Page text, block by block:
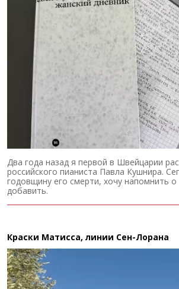
Два года назад я первой в Швейцарии
российского пианиста Павла Кушнира.
годовщину его смерти, хочу напомнить
добавить.
Краски Матисса, линии Сен-Лорана